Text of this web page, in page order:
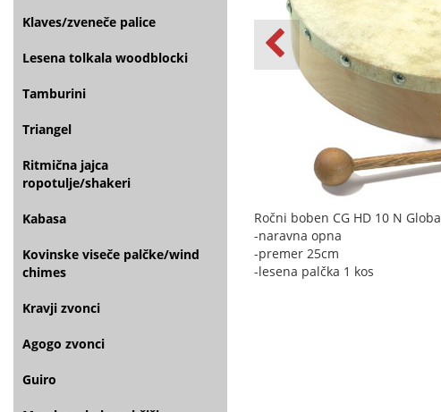
Klaves/zveneče palice
Lesena tolkala woodblocki
Tamburini
Triangel
Ritmična jajca
ropotulje/shakeri
Kabasa
Kovinske viseče palčke/wind
chimes
Kravji zvonci
Agogo zvonci
Guiro
Ročni boben CG HD 10 N
-naravna opna
-premer 25cm
-lesena palčka 1 kos